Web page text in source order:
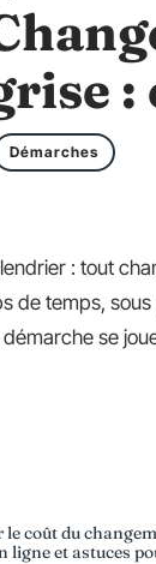
:
Démarches
: tout
de temps, sous
se
le coût du
ligne et astuces